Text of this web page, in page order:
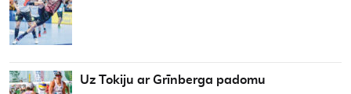
Uz Tokiju ar Grīnberga padomu